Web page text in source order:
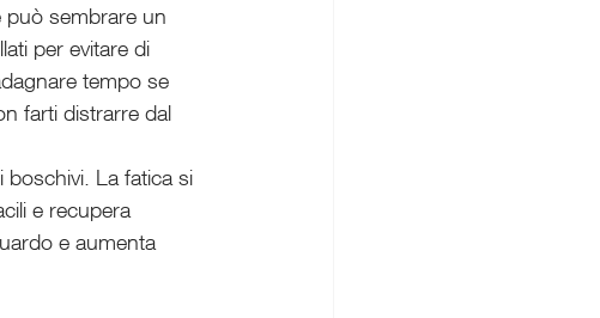
può sembrare un
per evitare di
tempo se
farti distrarre dal
boschivi. La fatica si
e recupera
e aumenta